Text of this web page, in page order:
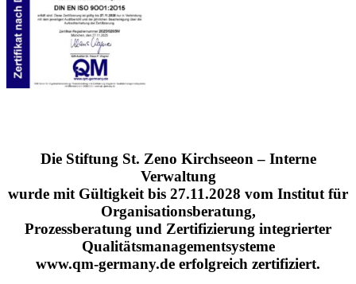
Die Stiftung St. Zeno Kirchseeon – Interne
Verwaltung
wurde mit Gültigkeit bis 27.11.2028 vom Institut für
Organisationsberatung,
Prozessberatung und Zertifizierung integrierter
Qualitätsmanagementsysteme
www.qm-germany.de erfolgreich zertifiziert.